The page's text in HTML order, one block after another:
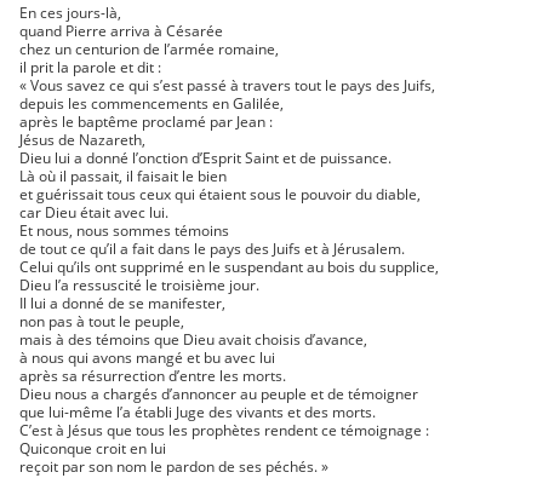
En ces jours-là,
quand Pierre arriva à Césarée
chez un centurion de l’armée romaine,
il prit la parole et dit :
« Vous savez ce qui s’est passé à travers tout le pays des Juifs,
depuis les commencements en Galilée,
après le baptême proclamé par Jean :
Jésus de Nazareth,
Dieu lui a donné l’onction d’Esprit Saint et de puissance.
Là où il passait, il faisait le bien
et guérissait tous ceux qui étaient sous le pouvoir du diable,
car Dieu était avec lui.
Et nous, nous sommes témoins
de tout ce qu’il a fait dans le pays des Juifs et à Jérusalem.
Celui qu’ils ont supprimé en le suspendant au bois du supplice,
Dieu l’a ressuscité le troisième jour.
Il lui a donné de se manifester,
non pas à tout le peuple,
mais à des témoins que Dieu avait choisis d’avance,
à nous qui avons mangé et bu avec lui
après sa résurrection d’entre les morts.
Dieu nous a chargés d’annoncer au peuple et de témoigner
que lui-même l’a établi Juge des vivants et des morts.
C’est à Jésus que tous les prophètes rendent ce témoignage :
Quiconque croit en lui
reçoit par son nom le pardon de ses péchés. »